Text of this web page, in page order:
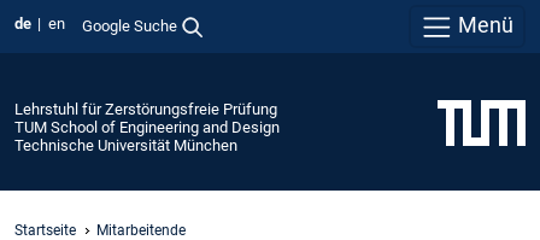
de en Google Suche Menü
Lehrstuhl für Zerstörungsfreie Prüfung
TUM School of Engineering and Design
Technische Universität München
Startseite Mitarbeitende